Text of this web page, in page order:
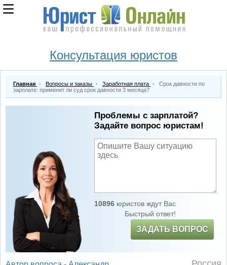
Консультация юристов
Главная Вопросы и заказы Заработная плата
Срок давности по
зарплате: применит ли суд срок давности 3 месяца?
Проблемы с зарплатой?
Задайте вопрос юристам!
10896юристов ждут Вас
Быстрый ответ!
ЗАДАТЬ ВОПРОС